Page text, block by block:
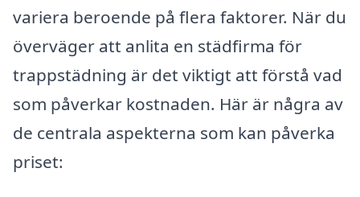
variera beroende på flera faktorer. När du
överväger att anlita en städfirma för
trappstädning är det viktigt att förstå vad
som påverkar kostnaden. Här är några av
de centrala aspekterna som kan påverka
priset: